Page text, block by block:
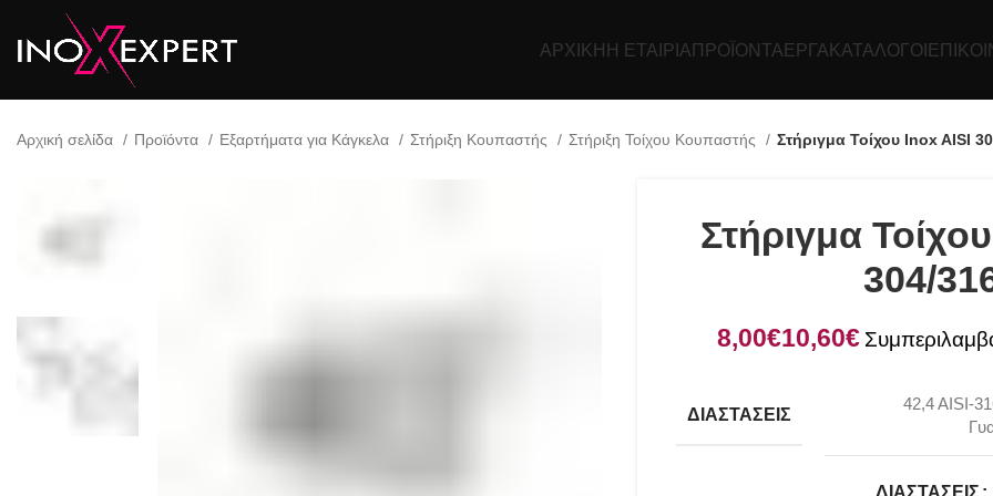
ΑΡΧΙΚΉ Η ΕΤΑΙΡΊΑ ΠΡΟΪΌΝΤΑ ΕΡΓΑ ΚΑΤΆΛΟΓΟΙ
Αρχική σελίδα Προϊόντα Εξαρτήματα για Κάγκελα Στήριξη Κουπαστής Στήριξη Τοίχου Κουπαστής Στήριγμα Τοίχου Inox AISI
Στήριγμα
304/
€ €
ΔΙΑΣΤΆΣΕΙΣ
42,4 AISI-
ΔΙΑΣΤΆΣΕΙΣ